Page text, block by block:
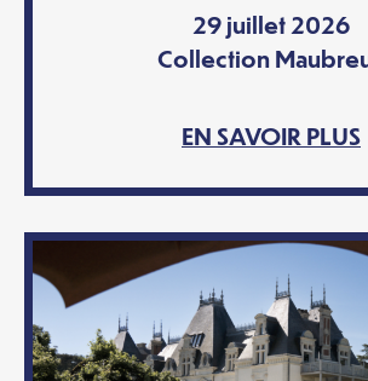
29 juillet 2026
Collection
EN SAVOIR PLUS